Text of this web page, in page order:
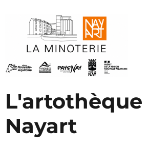
L'artothèque
Nayart